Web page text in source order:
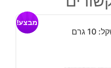
גרם
מבצע!